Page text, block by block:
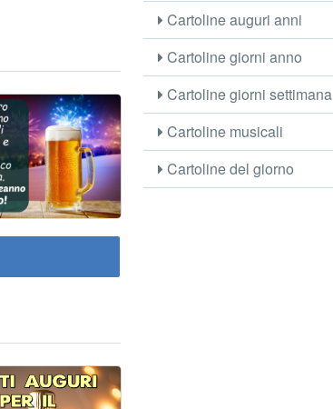
Cartoline auguri anni
Cartoline giorni anno
Cartoline giorni settimana
Cartoline musicali
Cartoline del giorno